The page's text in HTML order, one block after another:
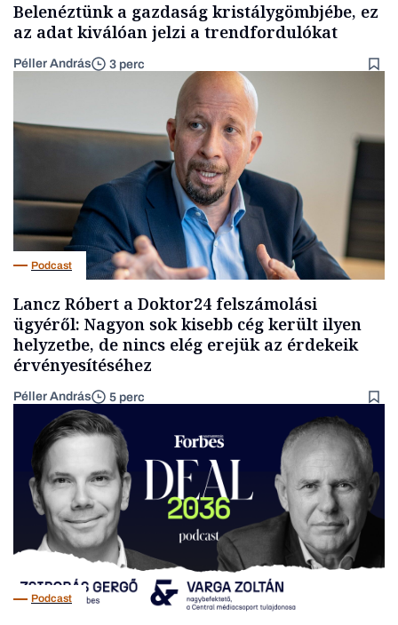
Belenéztünk a gazdaság kristálygömbjébe, ez
az adat kiválóan jelzi a trendfordulókat
Péller András 3 perc
Podcast
Lancz Róbert a Doktor24 felszámolási
ügyéről: Nagyon sok kisebb cég került ilyen
helyzetbe, de nincs elég erejük az érdekeik
érvényesítéséhez
Péller András 5 perc
Podcast